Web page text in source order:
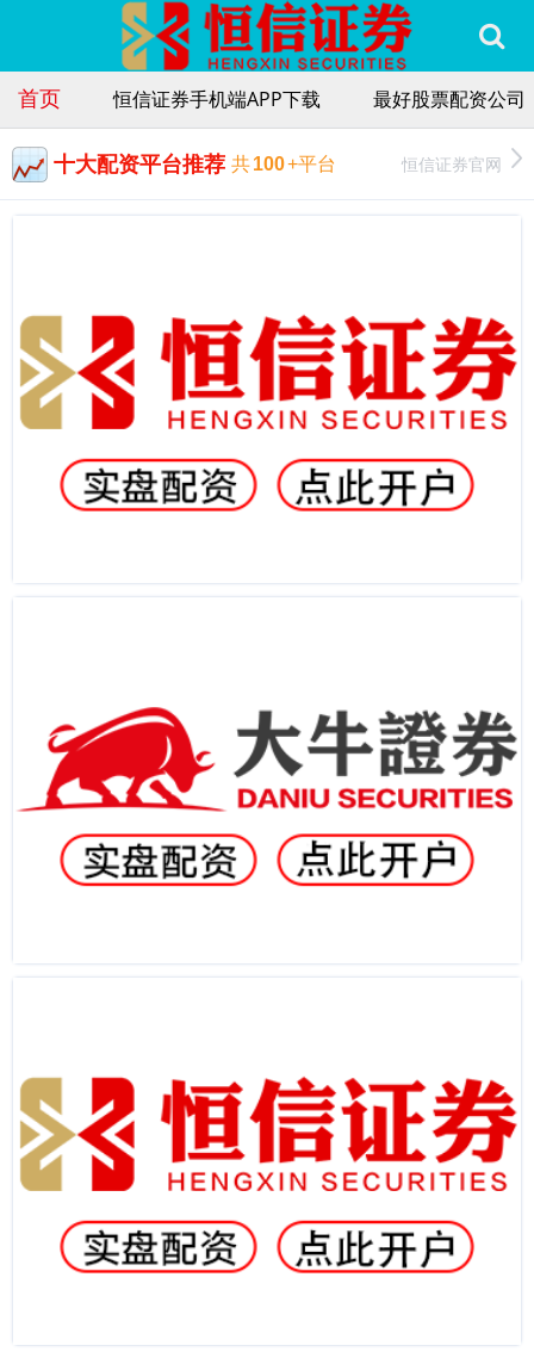
首页 恒信证券手机端APP下载 最好股票配资公司
十大配资平台推荐 共100+平台 恒信证券官网